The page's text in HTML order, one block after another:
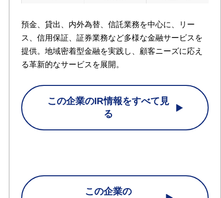
預金、貸出、内外為替、信託業務を中心に、リー
ス、信用保証、証券業務など多様な金融サービスを
提供。地域密着型金融を実践し、顧客ニーズに応え
る革新的なサービスを展開。
この企業のIR情報をすべて見
る
この企業の